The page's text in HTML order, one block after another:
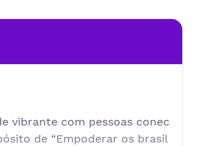
vibrante com pessoas conec
de “Empoderar os brasil